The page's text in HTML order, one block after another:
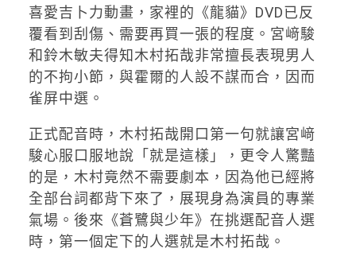
喜愛吉卜力動畫，家裡的《龍貓》DVD已反
覆看到刮傷、需要再買一張的程度。宮﨑駿
和鈴木敏夫得知木村拓哉非常擅長表現男人
的不拘小節，與霍爾的人設不謀而合，因而
雀屏中選。
正式配音時，木村拓哉開口第一句就讓宮﨑
駿心服口服地說「就是這樣」，更令人驚豔
的是，木村竟然不需要劇本，因為他已經將
全部台詞都背下來了，展現身為演員的專業
氣場。後來《蒼鷺與少年》在挑選配音人選
時，第一個定下的人選就是木村拓哉。